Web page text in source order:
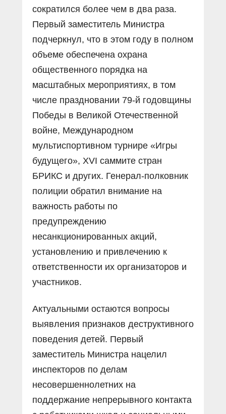
сократился более чем в два раза.
Первый заместитель Министра
подчеркнул, что в этом году в полном
объеме обеспечена охрана
общественного порядка на
масштабных мероприятиях, в том
числе праздновании 79-й годовщины
Победы в Великой Отечественной
войне, Международном
мультиспортивном турнире «Игры
будущего», XVI саммите стран
БРИКС и других. Генерал-полковник
полиции обратил внимание на
важность работы по
предупреждению
несанкционированных акций,
установлению и привлечению к
ответственности их организаторов и
участников.
Актуальными остаются вопросы
выявления признаков деструктивного
поведения детей. Первый
заместитель Министра нацелил
инспекторов по делам
несовершеннолетних на
поддержание непрерывного контакта